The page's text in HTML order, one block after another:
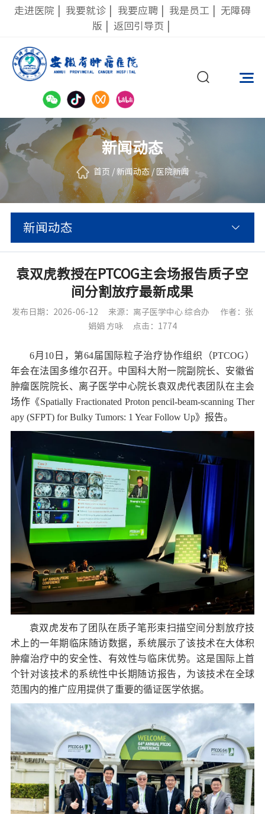
走进医院 我要就诊 我要应聘 我是员工
无障碍
版
返回引导页
新闻动态
首页 /新闻动态 /医院新闻
新闻动态
袁双虎教授在PTCOG主会场报告质子空
间分割放疗最新成果
发布日期：2026-06-12 来源：离子医学中心 综合办
作者：张
娟娟 方咏
点击：1774
6月 10 日，第64届国际粒子治疗协作组织（PTCOG）
年会在法国多维尔召开。中国科大附一院副院长、安徽省
肿瘤医院院长、离子医学中心院长袁双虎代表团队在主会
场作《Spatially Fractionated Proton pencil-beam-scanning Ther
apy (SFPT) for Bulky Tumors: 1 Year Follow Up》报告。
袁双虎发布了团队在质子笔形束扫描空间分割放疗技
术上的一年期临床随访数据，系统展示了该技术在大体积
肿瘤治疗中的安全性、有效性与临床优势。这是国际上首
个针对该技术的系统性中长期随访报告，为该技术在全球
范围内的推广应用提供了重要的循证医学依据。